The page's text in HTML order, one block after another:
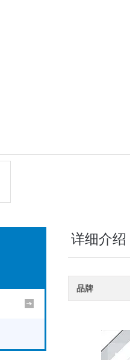
详细介绍
品牌